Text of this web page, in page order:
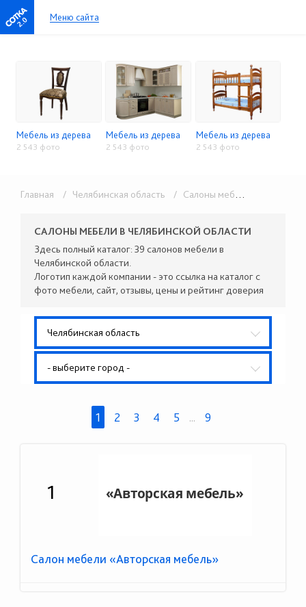
2.0 Меню сайта
Мебель из дерева
2 543 фото
Мебель из дерева
2 543 фото
Мебель из дерева
2 543 фото
Главная / Челябинская область / Салоны мебели
САЛОНЫ МЕБЕЛИ В ЧЕЛЯБИНСКОЙ ОБЛАСТИ
Здесь полный каталог: 39 салонов мебели в
Челябинской области.
Логотип каждой компании - это ссылка на каталог с
фото мебели, сайт, отзывы, цены и рейтинг доверия
Челябинская область
- выберите город -
1 2 3 4 5 ... 9
1
Салон мебели «Авторская мебель»